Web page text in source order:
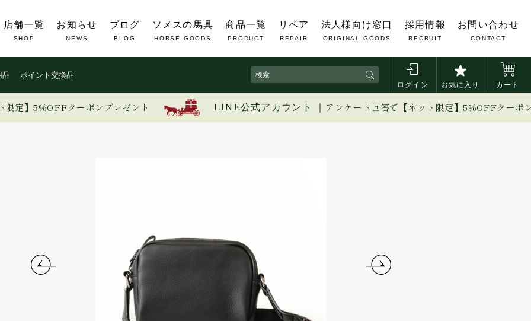
品 ポイント交換品
ログイン お気に入り カート
店舗一覧
SHOP
お知らせ
NEWS
ブログ
BLOG
ソメスの馬具
HORSE GOODS
商品一覧
PRODUCT
リペア
REPAIR
法人様向け窓口
ORIGINAL GOODS
採用情報
RECRUIT
お問い合わせ
CONTACT
限定】5%OFFクーポンプレゼント LINE公式アカウント ｜ アンケート回答で【ネット限定】5%OFFクーポ